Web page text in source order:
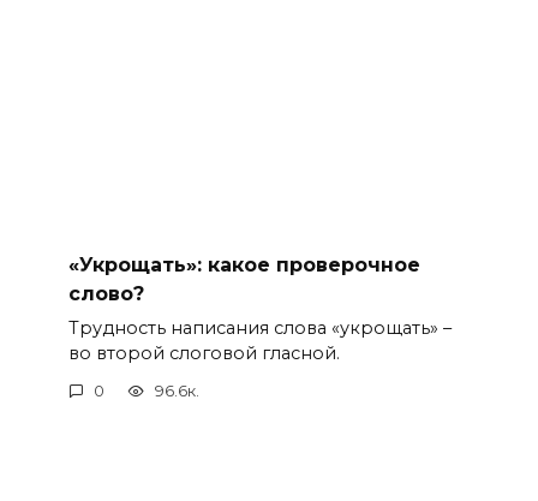
«Укрощать»: какое проверочное
слово?
Трудность написания слова «укрощать» –
во второй слоговой гласной.
0 96.6к.